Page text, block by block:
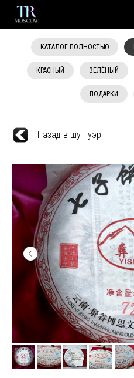
КАТАЛОГ ПОЛНОСТЬЮ
КРАСНЫЙ ЗЕЛЁНЫЙ
ПОДАРКИ
Назад в шу пуэр